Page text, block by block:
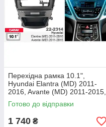
Перехідна рамка 10.1",
Hyundai Elantra (MD) 2011-
2016, Avante (MD) 2011-2015,
Carav 22-2314
Готово до відправки
1 740 ₴